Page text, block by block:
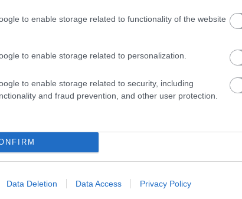
to enable storage related to functionality of the website
to enable storage related to personalization.
to enable storage related to security, including
and fraud prevention, and other user protection.
Data Deletion Data Access Privacy Policy
2018
2018
2018
2018
2018
2018
Tovább